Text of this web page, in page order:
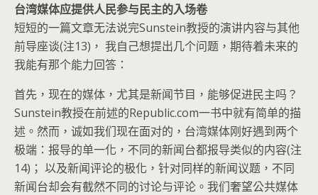
台湾媒体应提供人民参与民主的入场卷
短短的一篇文章无法说完Sunstein教授的演讲内容与其他
前导座谈(注13)， 我自己想提出几个问题，期待着未来的
我能有那个能力回答：
首先，现在的媒体，尤其是新闻节目，能够促进民主吗？
Sunstein教授在前述的Republic.com一书中就有简单的描
述。然而，诚如我们现在面对的，台湾媒体刚好遇到两个
极端：报导的单一化，不同的新闻台都报导类似的内容(注
14)； 以及新闻评论的极化，针对同样的新闻议题，不同
新闻台却会有截然不同的讨论与评论。我们奢望公共媒体